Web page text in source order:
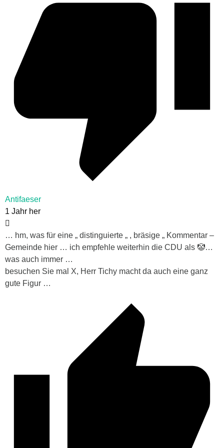
Antifaeser
1 Jahr her
… hm, was für eine „ distinguierte „ , bräsige „ Kommentar –
Gemeinde hier … ich empfehle weiterhin die CDU als 🤡…
was auch immer …
besuchen Sie mal X, Herr Tichy macht da auch eine ganz
gute Figur …